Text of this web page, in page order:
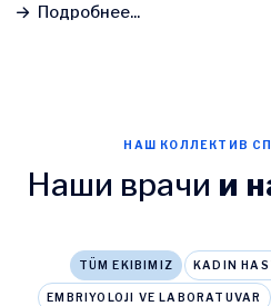
Подробнее...
НАШ КОЛЛЕКТИВ
Наши врачи и
TÜM EKIBIMIZ KADIN
EMBRIYOLOJI VE LABORATUVAR